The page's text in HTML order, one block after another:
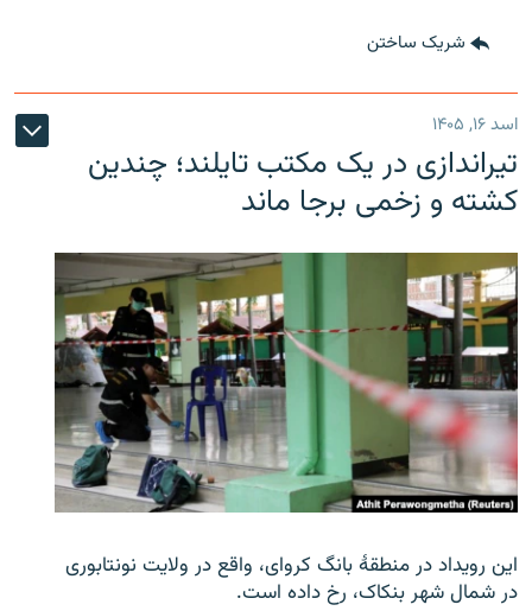
شریک ساختن
اسد ۱۶, ۱۴۰۵
تیراندازی در یک مکتب تایلند؛ چندین
کشته و زخمی برجا ماند
این رویداد در منطقۀ بانگ کروای، واقع در ولایت نونتابوری
در شمال شهر بنکاک، رخ داده است.